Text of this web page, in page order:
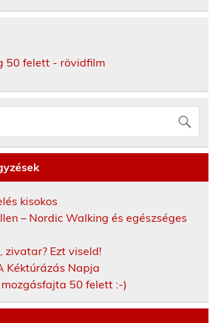
50 felett - rövidfilm
kisokos
– Nordic Walking és egészséges
zivatar? Ezt viseld!
Kéktúrázás Napja
50 felett :-)